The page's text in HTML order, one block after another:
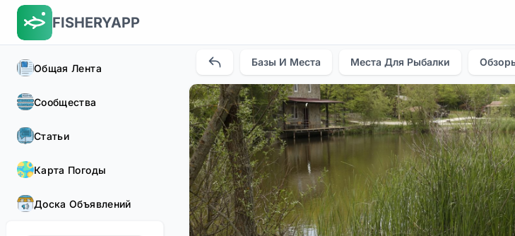
FISHERYAPP
Общая Лента
Сообщества
Статьи
Карта Погоды
Доска Объявлений
Базы И Места Места Для Рыбалки